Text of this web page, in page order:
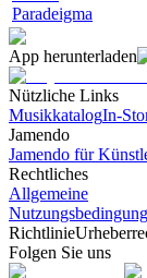
Paradeigma
App herunterladen
Nützliche Links
MusikkatalogIn-
Jamendo
Jamendo für
Rechtliches
Allgemeine
Richtlinie
Folgen Sie uns